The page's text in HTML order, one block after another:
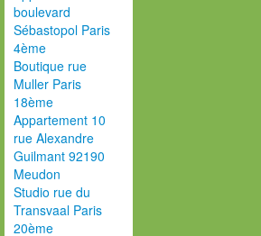
boulevard
Sébastopol Paris
4ème
Boutique rue
Muller Paris
18ème
Appartement 10
rue Alexandre
Guilmant 92190
Meudon
Studio rue du
Transvaal Paris
20ème